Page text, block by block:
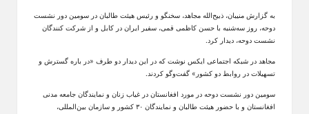
به گزارش منیبان، ذبیح‌الله مجاهد، سخنگو و رئیس هیئت طالبان در سومین دور نشست
دوحه، روز سه‌شنبه با حسن کاظمی قمی، سفیر ایران در کابل و از شرکت کنندگان
نشست دوحه، دیدار کرد.
مجاهد در شبکه اجتماعی ایکس نوشت که در این دیدار دو طرف «در باره گسترش و
تسهیلات در روابط دو کشور» گفت‌وگو کردند.
سومین دور نشست دوحه در مورد افغانستان در غیاب زنان و نمایندگان جامعه مدنی
افغانستان و با حضور هیئت طالبان و نمایندگان ۳۰ کشور و سازمان بین‌المللی،